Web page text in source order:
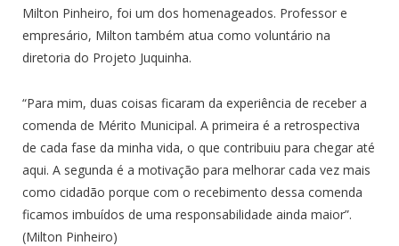
Milton Pinheiro, foi um dos homenageados. Professor e
empresário, Milton também atua como voluntário na
diretoria do Projeto Juquinha.
“Para mim, duas coisas ficaram da experiência de receber a
comenda de Mérito Municipal. A primeira é a retrospectiva
de cada fase da minha vida, o que contribuiu para chegar até
aqui. A segunda é a motivação para melhorar cada vez mais
como cidadão porque com o recebimento dessa comenda
ficamos imbuídos de uma responsabilidade ainda maior”.
(Milton Pinheiro)